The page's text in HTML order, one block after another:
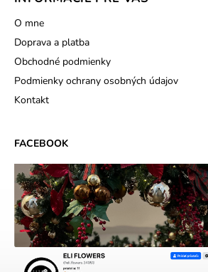
O mne
Doprava a platba
Obchodné podmienky
Podmienky ochrany osobných údajov
Kontakt
FACEBOOK